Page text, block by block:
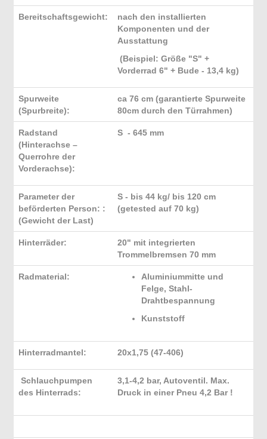
Bereitschaftsgewicht:
nach den installierten
Komponenten und der
Ausstattung
(Beispiel: Größe "S" +
Vorderrad 6" + Bude - 13,4 kg)
Spurweite
(Spurbreite):
ca 76 cm (garantierte Spurweite
80cm durch den Türrahmen)
Radstand
(Hinterachse –
Querrohre der
Vorderachse):
S - 645 mm
Parameter der
beförderten Person: :
(Gewicht der Last)
S - bis 44 kg/ bis 120 cm
(getested auf 70 kg)
Hinterräder:
20" mit integrierten
Trommelbremsen 70 mm
Radmaterial:
Aluminiummitte und
Felge, Stahl-
Drahtbespannung
Kunststoff
Hinterradmantel: 20x1,75 (47-406)
Schlauchpumpen
des Hinterrads:
3,1-4,2 bar, Autoventil. Max.
Druck in einer Pneu 4,2 Bar !